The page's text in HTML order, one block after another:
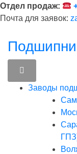
Перейти
к
Отдел продаж:
Почта для заявок:
Заводы